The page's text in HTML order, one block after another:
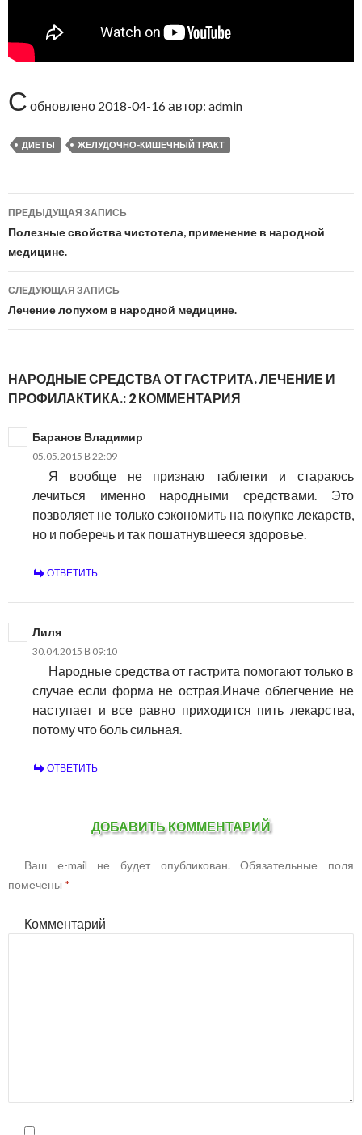
С обновлено 2018-04-16автор: admin
ДИЕТЫ ЖЕЛУДОЧНО-КИШЕЧНЫЙ ТРАКТ
Навигация
по
записям
ПРЕДЫДУЩАЯ ЗАПИСЬ
Полезные свойства чистотела, применение в народной
медицине.
СЛЕДУЮЩАЯ ЗАПИСЬ
Лечение лопухом в народной медицине.
НАРОДНЫЕ СРЕДСТВА ОТ ГАСТРИТА. ЛЕЧЕНИЕ И
ПРОФИЛАКТИКА.: 2 КОММЕНТАРИЯ
Баранов Владимир
05.05.2015 В 22:09
Я вообще не признаю таблетки и стараюсь
лечиться именно народными средствами. Это
позволяет не только сэкономить на покупке лекарств,
но и поберечь и так пошатнувшееся здоровье.
ОТВЕТИТЬ
Лиля
30.04.2015 В 09:10
Народные средства от гастрита помогают только в
случае если форма не острая.Иначе облегчение не
наступает и все равно приходится пить лекарства,
потому что боль сильная.
ОТВЕТИТЬ
ДОБАВИТЬ КОММЕНТАРИЙ
Ваш e-mail не будет опубликован. Обязательные поля
помечены *
Комментарий